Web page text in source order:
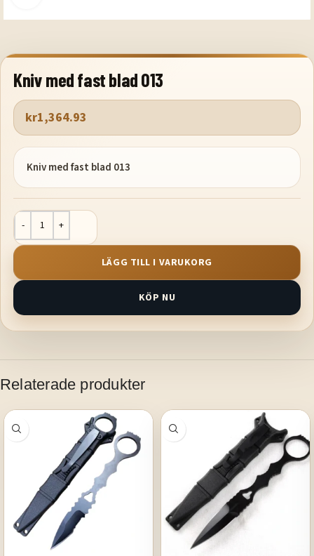
Kniv med fast blad 013
kr1,364.93
Kniv med fast blad 013
LÄGG TILL I VARUKORG
KÖP NU
Relaterade produkter